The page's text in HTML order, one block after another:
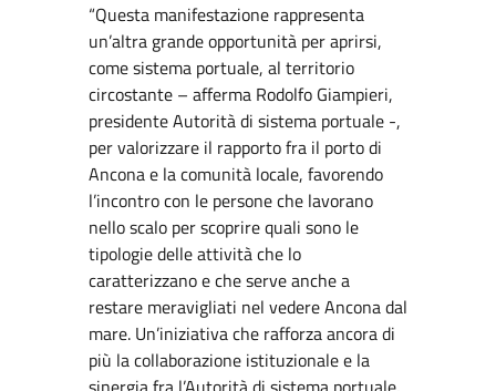
“Questa manifestazione rappresenta
un’altra grande opportunità per aprirsi,
come sistema portuale, al territorio
circostante – afferma Rodolfo Giampieri,
presidente Autorità di sistema portuale -,
per valorizzare il rapporto fra il porto di
Ancona e la comunità locale, favorendo
l’incontro con le persone che lavorano
nello scalo per scoprire quali sono le
tipologie delle attività che lo
caratterizzano e che serve anche a
restare meravigliati nel vedere Ancona dal
mare. Un’iniziativa che rafforza ancora di
più la collaborazione istituzionale e la